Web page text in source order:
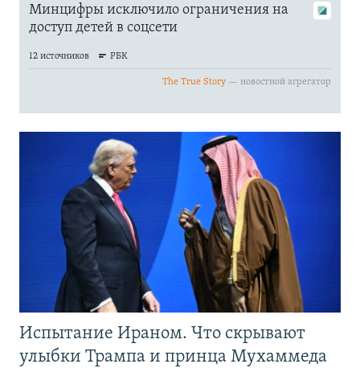
Испытание Ираном. Что скрывают
улыбки Трампа и принца Мухаммеда